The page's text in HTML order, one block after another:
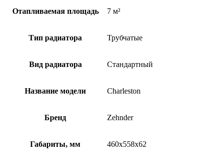
Отапливаемая площадь 7 м²
Тип радиатора Трубчатые
Вид радиатора Стандартный
Название модели Charleston
Бренд Zehnder
Габариты, мм 460x558x62